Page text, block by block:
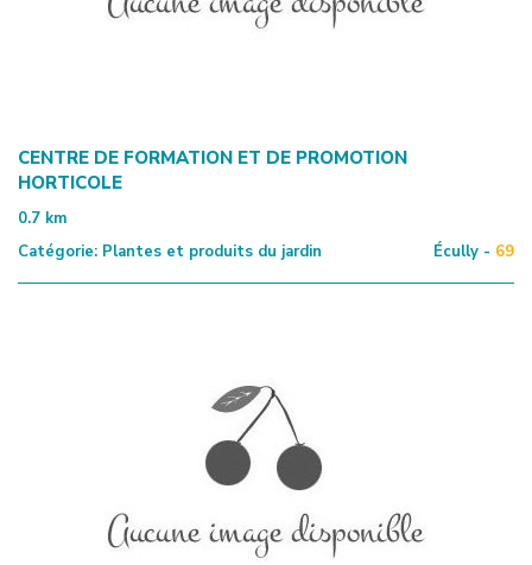
CENTRE DE FORMATION ET DE PROMOTION
HORTICOLE
0.7 km
Catégorie: Plantes et produits du jardin Écully - 69